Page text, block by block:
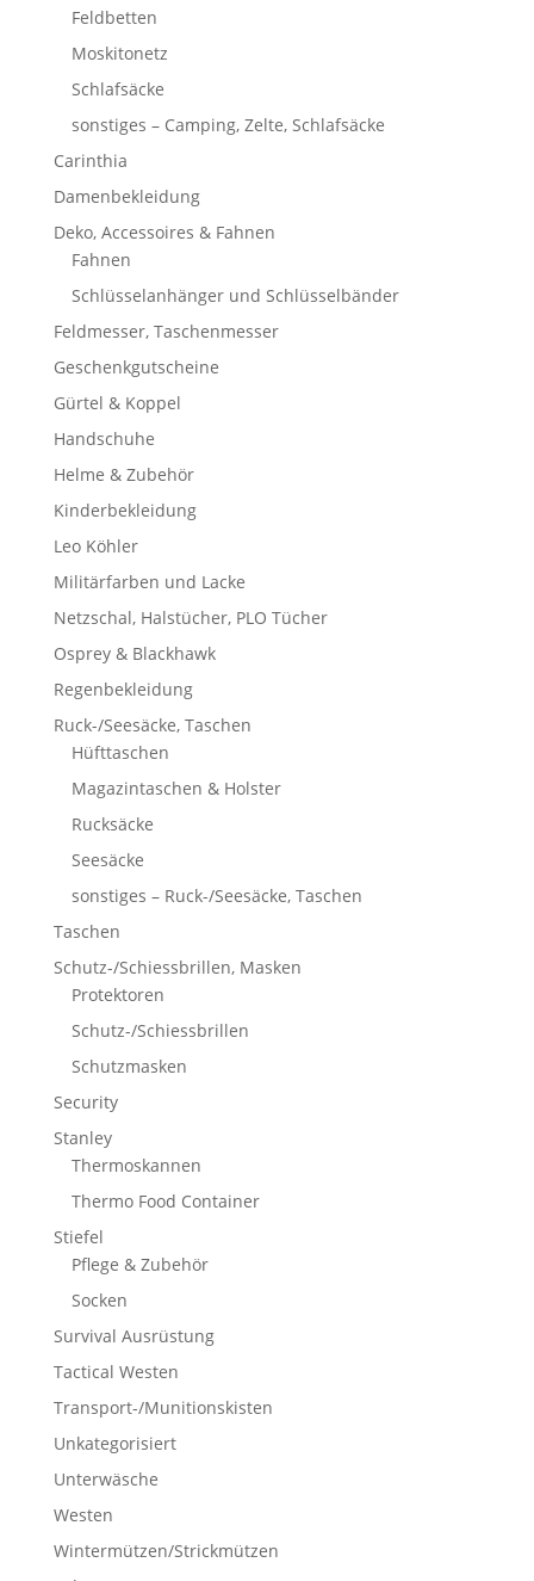
Feldbetten
Moskitonetz
Schlafsäcke
sonstiges – Camping, Zelte, Schlafsäcke
Carinthia
Damenbekleidung
Deko, Accessoires & Fahnen
Fahnen
Schlüsselanhänger und Schlüsselbänder
Feldmesser, Taschenmesser
Geschenkgutscheine
Gürtel & Koppel
Handschuhe
Helme & Zubehör
Kinderbekleidung
Leo Köhler
Militärfarben und Lacke
Netzschal, Halstücher, PLO Tücher
Osprey & Blackhawk
Regenbekleidung
Ruck-/Seesäcke, Taschen
Hüfttaschen
Magazintaschen & Holster
Rucksäcke
Seesäcke
sonstiges – Ruck-/Seesäcke, Taschen
Taschen
Schutz-/Schiessbrillen, Masken
Protektoren
Schutz-/Schiessbrillen
Schutzmasken
Security
Stanley
Thermoskannen
Thermo Food Container
Stiefel
Pflege & Zubehör
Socken
Survival Ausrüstung
Tactical Westen
Transport-/Munitionskisten
Unkategorisiert
Unterwäsche
Westen
Wintermützen/Strickmützen